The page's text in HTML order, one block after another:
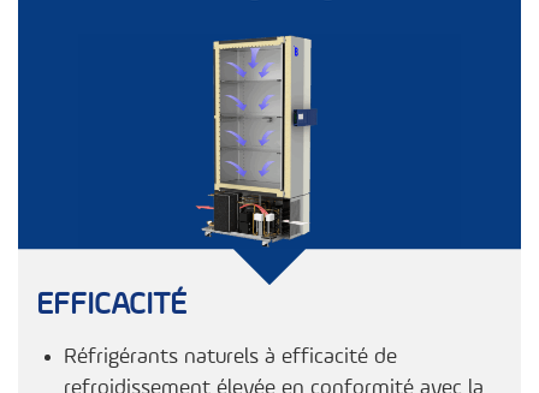
EFFICACITÉ
Réfrigérants naturels à efficacité de
refroidissement élevée en conformité avec la